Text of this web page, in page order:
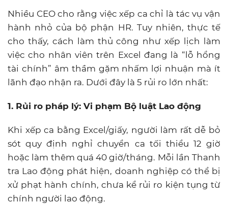
Nhiều CEO cho rằng việc xếp ca chỉ là tác vụ vận
hành nhỏ của bộ phận HR. Tuy nhiên, thực tế
cho thấy, cách làm thủ công như xếp lịch làm
việc cho nhân viên trên Excel đang là “lỗ hổng
tài chính” âm thầm gặm nhấm lợi nhuận mà ít
lãnh đạo nhận ra. Dưới đây là 5 rủi ro lớn nhất:
1. Rủi ro pháp lý: Vi phạm Bộ luật Lao động
Khi xếp ca bằng Excel/giấy, người làm rất dễ bỏ
sót quy định nghỉ chuyển ca tối thiểu 12 giờ
hoặc làm thêm quá 40 giờ/tháng. Mỗi lần Thanh
tra Lao động phát hiện, doanh nghiệp có thể bị
xử phạt hành chính, chưa kể rủi ro kiện tụng từ
chính người lao động.